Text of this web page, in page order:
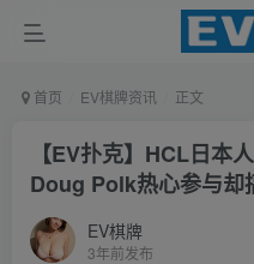
首页 EV棋牌资讯 正文
【EV扑克】HCL日本
Doug Polk热心参与却
EV棋牌
3年前发布